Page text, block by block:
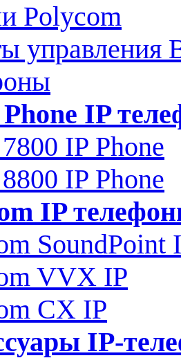
Polycom
управления
IP
IP Phone
IP Phone
IP
SoundPoint
VVX IP
CX IP
IP-